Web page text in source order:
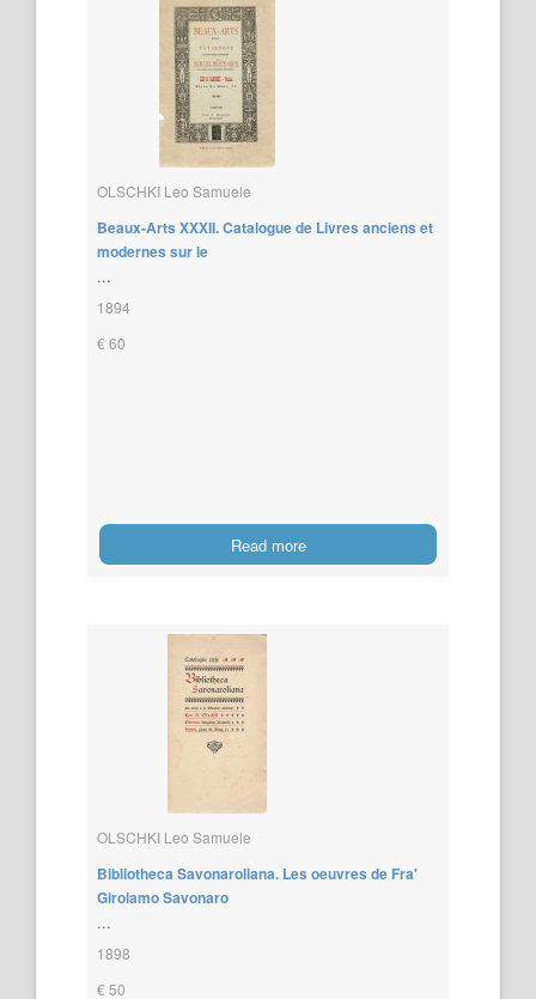
OLSCHKI Leo Samuele
Beaux-Arts XXXII. Catalogue de Livres anciens et
modernes sur le
...
1894
€ 60
Read more
OLSCHKI Leo Samuele
Bibliotheca Savonaroliana. Les oeuvres de Fra'
Girolamo Savonaro
...
1898
€ 50